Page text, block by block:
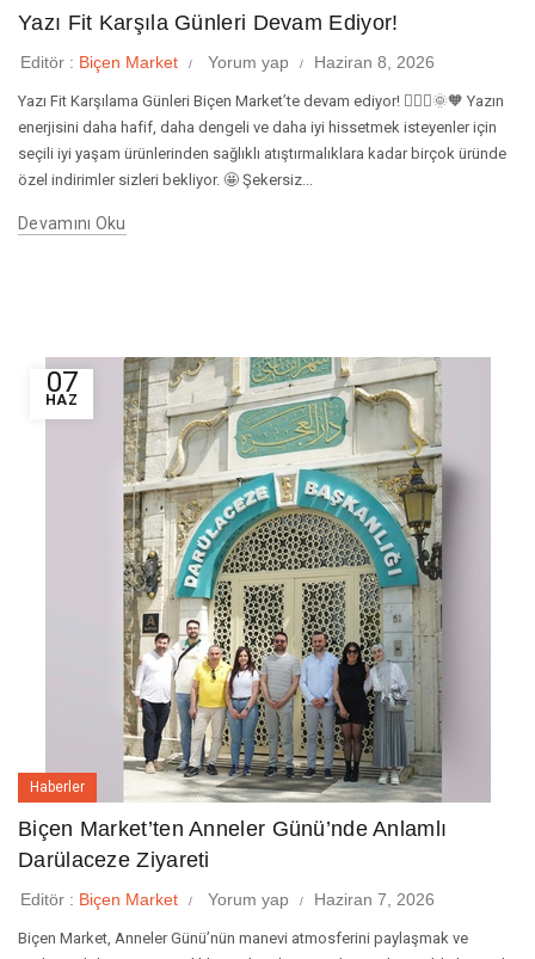
Yazı Fit Karşıla Günleri Devam Ediyor!
Editör : Biçen Market Yorum yap Haziran 8, 2026
Yazı Fit Karşılama Günleri Biçen Market’te devam ediyor! 🏃🏻‍♀️🌞🧡 Yazın
enerjisini daha hafif, daha dengeli ve daha iyi hissetmek isteyenler için
seçili iyi yaşam ürünlerinden sağlıklı atıştırmalıklara kadar birçok üründe
özel indirimler sizleri bekliyor. 🤩 Şekersiz...
Devamını Oku
07
HAZ
Haberler
Biçen Market’ten Anneler Günü’nde Anlamlı
Darülaceze Ziyareti
Editör : Biçen Market Yorum yap Haziran 7, 2026
Biçen Market, Anneler Günü’nün manevi atmosferini paylaşmak ve